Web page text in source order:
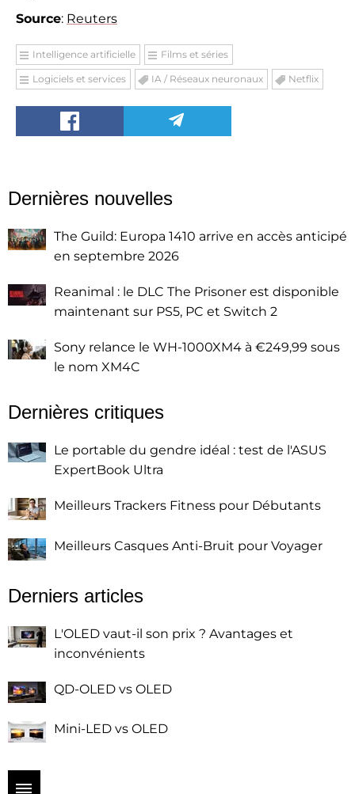
Source: Reuters
Intelligence artificielle Films et séries
Logiciels et services IA / Réseaux neuronaux Netflix
Dernières nouvelles
The Guild: Europa 1410 arrive en accès anticipé
en septembre 2026
Reanimal : le DLC The Prisoner est disponible
maintenant sur PS5, PC et Switch 2
Sony relance le WH-1000XM4 à €249,99 sous
le nom XM4C
Dernières critiques
Le portable du gendre idéal : test de l'ASUS
ExpertBook Ultra
Meilleurs Trackers Fitness pour Débutants
Meilleurs Casques Anti-Bruit pour Voyager
Derniers articles
L'OLED vaut-il son prix ? Avantages et
inconvénients
QD-OLED vs OLED
Mini-LED vs OLED